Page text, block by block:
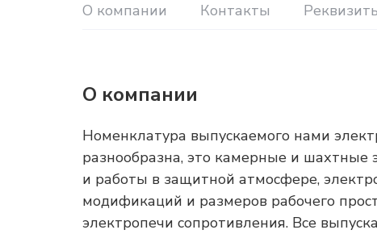
О компании Контакты
О компании
Номенклатура выпускаемого нами
разнообразна, это камерные и шахтные
и работы в защитной атмосфере,
модификаций и размеров рабочего
электропечи сопротивления. Все